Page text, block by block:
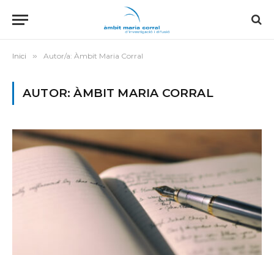
Inici » Autor/a: Àmbit Maria Corral
AUTOR: ÀMBIT MARIA CORRAL